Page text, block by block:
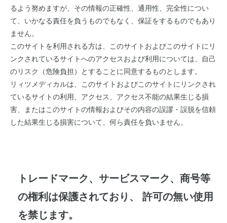
るよう努めますが、その情報の正確性、通用性、完全性につい
て、いかなる責任を負うものでもなく、保証をするものでもあり
ません。
このサイトを利用される方は、このサイトおよびこのサイトにリ
ンクされているサイトへのアクセスおよび利用については、自己
のリスク（危険負担）とすることに同意するものとします。
リィツメディカルは、このサイトおよびこのサイトにリンクされ
ているサイトの利用、アクセス、アクセス不能の結果生じる損
害、またはこのサイトの情報およびその内容の誤謬・誤脱を信頼
した結果生じる損害について、何ら責任を負いません。
トレードマーク、サービスマーク、商号等
の権利は保護されており、 許可の無い使用
を禁じます。